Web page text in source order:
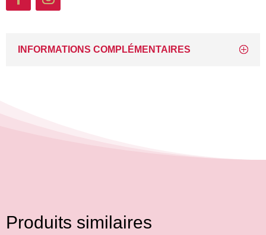
INFORMATIONS COMPLÉMENTAIRES
Produits similaires